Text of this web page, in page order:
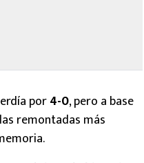
por4-0, pero a base
remontadas más